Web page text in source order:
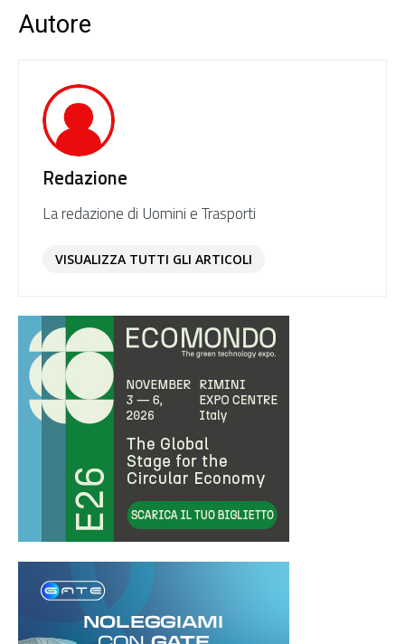
Autore
Redazione
La redazione di Uomini e Trasporti
VISUALIZZA TUTTI GLI ARTICOLI